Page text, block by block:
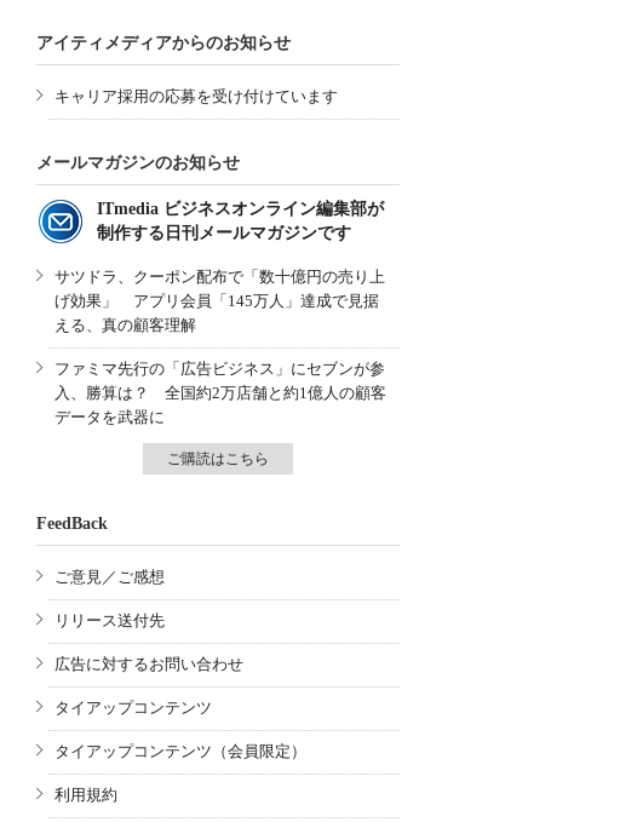
アイティメディアからのお知らせ
キャリア採用の応募を受け付けています
メールマガジンのお知らせ
ITmedia ビジネスオンライン編集部が
制作する日刊メールマガジンです
サツドラ、クーポン配布で「数十億円の売り上
げ効果」 アプリ会員「145万人」達成で見据
える、真の顧客理解
ファミマ先行の「広告ビジネス」にセブンが参
入、勝算は？ 全国約2万店舗と約1億人の顧客
データを武器に
ご購読はこちら
FeedBack
ご意見／ご感想
リリース送付先
広告に対するお問い合わせ
タイアップコンテンツ
タイアップコンテンツ（会員限定）
利用規約